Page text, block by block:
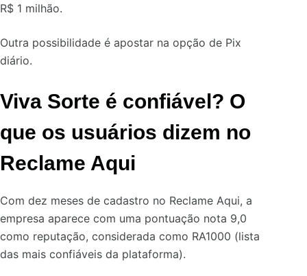
R$ 1 milhão.
Outra possibilidade é apostar na opção de Pix
diário.
Viva Sorte é confiável? O
que os usuários dizem no
Reclame Aqui
Com dez meses de cadastro no Reclame Aqui, a
empresa aparece com uma pontuação nota 9,0
como reputação, considerada como RA1000 (lista
das mais confiáveis da plataforma).